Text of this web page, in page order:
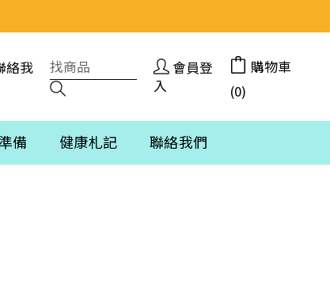
絡我
會員登
入
購物車
(0)
備 健康札記 聯絡我們